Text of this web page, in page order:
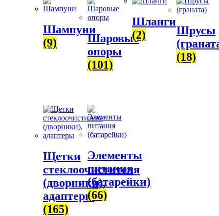
Шампуни
(9)
Шаровые
опоры
(101)
Шланги
(2)
Шрусы
(18)
Щетки
стеклоочистителя
(дворники),
адаптеры
(165)
Элементы
питания
(батарейки)
(66)